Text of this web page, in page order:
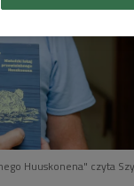
Huuskonena" czyta